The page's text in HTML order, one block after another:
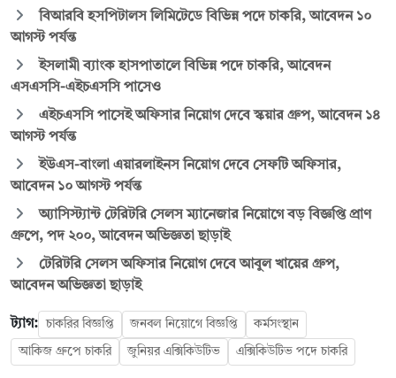
বিআরবি হসপিটালস লিমিটেডে বিভিন্ন পদে চাকরি, আবেদন ১০
আগস্ট পর্যন্ত
ইসলামী ব্যাংক হাসপাতালে বিভিন্ন পদে চাকরি, আবেদন
এসএসসি-এইচএসসি পাসেও
এইচএসসি পাসেই অফিসার নিয়োগ দেবে স্কয়ার গ্রুপ, আবেদন ১৪
আগস্ট পর্যন্ত
ইউএস-বাংলা এয়ারলাইনস নিয়োগ দেবে সেফটি অফিসার,
আবেদন ১০ আগস্ট পর্যন্ত
অ্যাসিস্ট্যান্ট টেরিটরি সেলস ম্যানেজার নিয়োগে বড় বিজ্ঞপ্তি প্রাণ
গ্রুপে, পদ ২০০, আবেদন অভিজ্ঞতা ছাড়াই
টেরিটরি সেলস অফিসার নিয়োগ দেবে আবুল খায়ের গ্রুপ,
আবেদন অভিজ্ঞতা ছাড়াই
ট্যাগ: চাকরির বিজ্ঞপ্তি জনবল নিয়োগে বিজ্ঞপ্তি কর্মসংস্থান
আকিজ গ্রুপে চাকরি জুনিয়র এক্সিকিউটিভ এক্সিকিউটিভ পদে চাকরি